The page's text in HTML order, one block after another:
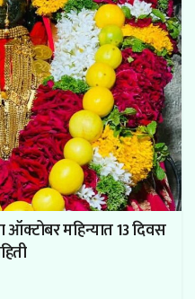
महिन्यात 13 दिवस